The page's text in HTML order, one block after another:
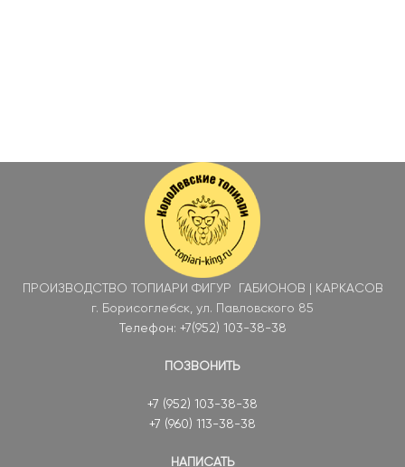
ПРОИЗВОДСТВО ТОПИАРИ ФИГУР ГАБИОНОВ | КАРКАСОВ
г. Борисоглебск, ул. Павловского 85
Телефон: +7(952) 103-38-38
ПОЗВОНИТЬ
+7 (952) 103-38-38
+7 (960) 113-38-38
НАПИСАТЬ